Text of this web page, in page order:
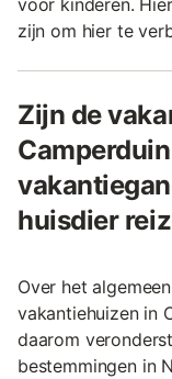
zijn om hier te
Zijn de
huisdier
Over het
vakantiehuizen in
daarom
bestemmingen in